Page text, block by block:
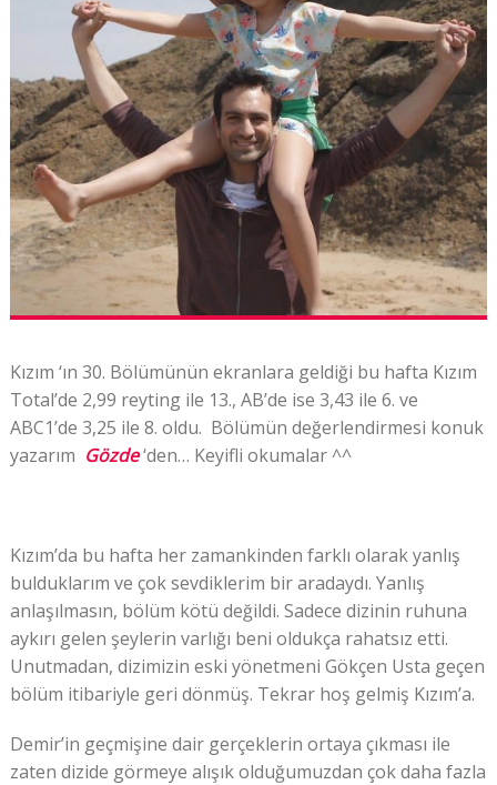
Kızım ‘ın 30. Bölümünün ekranlara geldiği bu hafta Kızım
Total’de 2,99 reyting ile 13., AB’de ise 3,43 ile 6. ve
ABC1’de 3,25 ile 8. oldu. Bölümün değerlendirmesi konuk
yazarım Gözde‘den… Keyifli okumalar ^^
Kızım’da bu hafta her zamankinden farklı olarak yanlış
bulduklarım ve çok sevdiklerim bir aradaydı. Yanlış
anlaşılmasın, bölüm kötü değildi. Sadece dizinin ruhuna
aykırı gelen şeylerin varlığı beni oldukça rahatsız etti.
Unutmadan, dizimizin eski yönetmeni Gökçen Usta geçen
bölüm itibariyle geri dönmüş. Tekrar hoş gelmiş Kızım’a.
Demir’in geçmişine dair gerçeklerin ortaya çıkması ile
zaten dizide görmeye alışık olduğumuzdan çok daha fazla